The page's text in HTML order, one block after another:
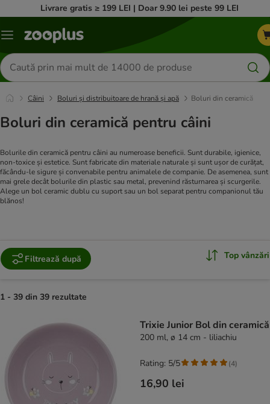
Livrare gratis ≥ 199 LEI | Doar 9.90 lei peste 99 LEI
Categorii
Căutare
produse
Câini Boluri și distribuitoare de hrană și apă Boluri din ceramică
Boluri din ceramică pentru câini
Bolurile din ceramică pentru câini au numeroase beneficii. Sunt durabile, igienice,
non-toxice și estetice. Sunt fabricate din materiale naturale și sunt ușor de curățat,
făcându-le sigure și convenabile pentru animalele de companie. De asemenea, sunt
mai grele decât bolurile din plastic sau metal, prevenind răsturnarea și scurgerile.
Alege un bol ceramic dublu cu suport sau un bol separat pentru companionul tău
blănos!
Filtrează după Top vânzări
1 - 39 din 39 rezultate
Trixie Junior Bol din ceramică
200 ml, ø 14 cm - liliachiu
16,90 lei
Rating: 5/5 (4)